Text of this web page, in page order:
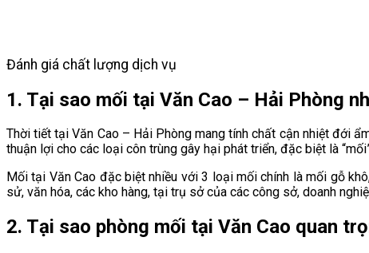
Đánh giá chất lượng dịch vụ
1. Tại sao mối tại Văn Cao – Hải Phòng
Thời tiết tại Văn Cao – Hải Phòng mang tính chất cận nhiệt đới
thuận lợi cho các loại côn trùng gây hại phát triển, đặc biệt là
Mối tại Văn Cao đặc biệt nhiều với 3 loại mối chính là mối gỗ
sử, văn hóa, các kho hàng, tại trụ sở của các công sở, doanh
2. Tại sao phòng mối tại Văn Cao quan